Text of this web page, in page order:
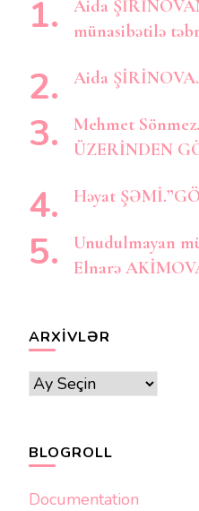
Aida
münasibətilə
Aida
Mehmet
ÜZERİNDEN
Həyat
Unudulmayan
Elnarə
ARXIVLƏR
Arxivlər
BLOGROLL
Documentation